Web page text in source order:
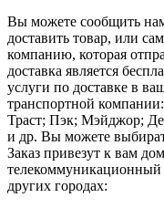
Вы можете сообщить нам
доставить товар, или
компанию, которая
доставка является
услуги по доставке в
транспортной
Траст; Пэк; Мэйджор;
и др. Вы можете
Заказ привезут к вам
других городах: